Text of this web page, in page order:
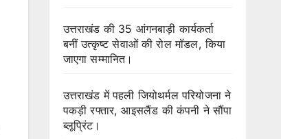
उत्तराखंड की 35 आंगनबाड़ी कार्यकर्ता
बनीं उत्कृष्ट सेवाओं की रोल मॉडल, किया
जाएगा सम्मानित।
उत्तराखंड में पहली जियोथर्मल परियोजना ने
पकड़ी रफ्तार, आइसलैंड की कंपनी ने सौंपा
ब्लूप्रिंट।